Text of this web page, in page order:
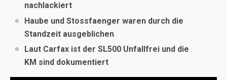
nachlackiert
Haube und Stossfaenger waren durch die
Standzeit ausgeblichen
Laut Carfax ist der SL500 Unfallfrei und die
KM sind dokumentiert